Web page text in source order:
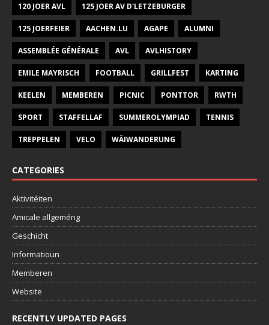
120 JOER AVL 125 JOER AV D'LETZEBURGER
125 JOERFEIER AACHEN.LU AGAPE ALUMNI
ASSEMBLÉE GÉNÉRALE AVL AVLHISTORY
EMILE MAYRISCH FOOTBALL GRILLFEST KARTING
KEELEN MEMBEREN PICNIC PONTTOR RWTH
SPORT STAFFELLAF SUMMEROLYMPIAD TENNIS
TREPPELEN VELO WÄIWANDERUNG
CATEGORIES
Aktivitéiten
Amicale allgeméng
Geschicht
Informatioun
Memberen
Website
RECENTLY UPDATED PAGES